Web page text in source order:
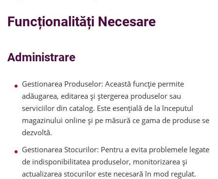
Funcționalități Necesare
Administrare
Gestionarea Produselor: Această funcție permite
adăugarea, editarea și ștergerea produselor sau
serviciilor din catalog. Este esențială de la începutul
magazinului online și pe măsură ce gama de produse se
dezvoltă.
Gestionarea Stocurilor: Pentru a evita problemele legate
de indisponibilitatea produselor, monitorizarea și
actualizarea stocurilor este necesară în mod regulat.